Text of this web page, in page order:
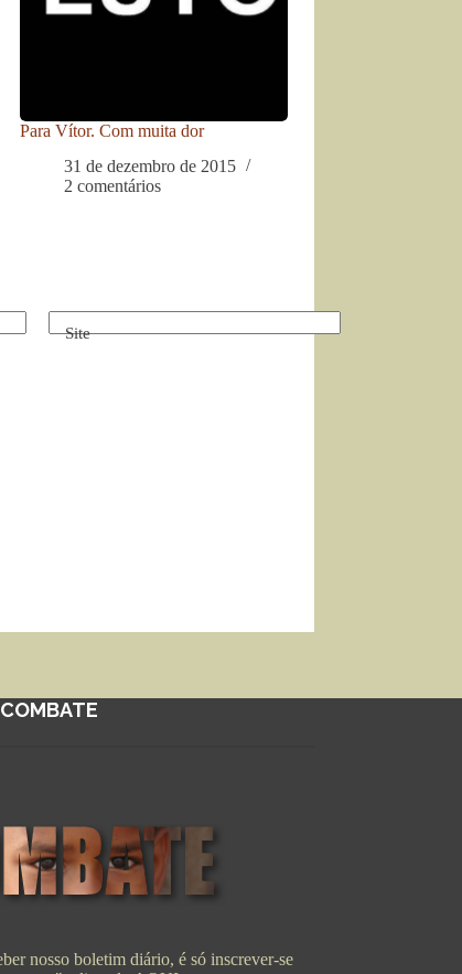
Para Vítor. Com muita dor
31 de dezembro de 2015
2 comentários
Site
nosso boletim diário, é só inscrever-se